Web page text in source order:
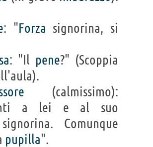
: "Forza signorina, si
: "Il pene?" (Scoppia
(calmissimo):
a lei e al suo
Comunque
pupilla".